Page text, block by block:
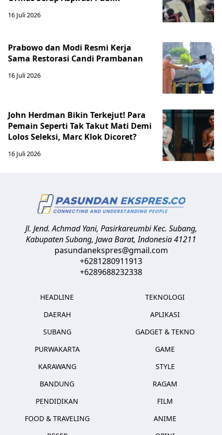
16 Juli 2026
Prabowo dan Modi Resmi Kerja
Sama Restorasi Candi Prambanan
16 Juli 2026
John Herdman Bikin Terkejut! Para
Pemain Seperti Tak Takut Mati Demi
Lolos Seleksi, Marc Klok Dicoret?
16 Juli 2026
Jl. Jend. Achmad Yani, Pasirkareumbi Kec. Subang,
Kabupaten Subang, Jawa Barat,Indonesia41211
pasundanekspres@gmail.com
+6281280911913
+6289688232338
HEADLINE
DAERAH
SUBANG
PURWAKARTA
KARAWANG
BANDUNG
PENDIDIKAN
FOOD & TRAVELING
TEKNOLOGI
APLIKASI
GADGET & TEKNO
GAME
STYLE
RAGAM
FILM
ANIME